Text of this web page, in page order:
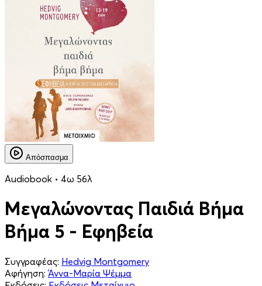
Απόσπασμα
Audiobook • 4ω 56λ
Μεγαλώνοντας Παιδιά Βήμα
Βήμα 5 - Εφηβεία
Συγγραφέας: Hedvig Montgomery
Αφήγηση: Άννα-Μαρία Ψέμμα